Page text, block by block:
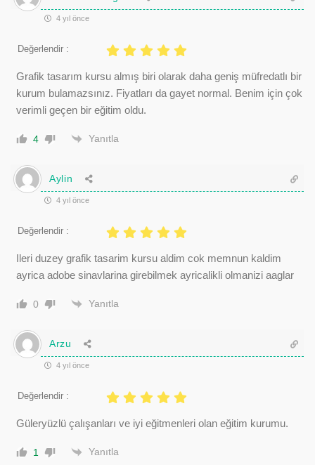
4 yıl önce
Değerlendir :
Grafik tasarım kursu almış biri olarak daha geniş müfredatlı bir
kurum bulamazsınız. Fiyatları da gayet normal. Benim için çok
verimli geçen bir eğitim oldu.
4 Yanıtla
Aylin
4 yıl önce
Değerlendir :
Ileri duzey grafik tasarim kursu aldim cok memnun kaldim
ayrica adobe sinavlarina girebilmek ayricalikli olmanizi aaglar
0 Yanıtla
Arzu
4 yıl önce
Değerlendir :
Güleryüzlü çalışanları ve iyi eğitmenleri olan eğitim kurumu.
1 Yanıtla